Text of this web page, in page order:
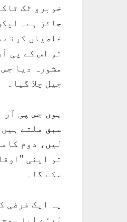
جائز ہے۔
غلطیاں
تو اس کے پی
جیل چلا گیا۔
یوں جس پی
سبق ملتے
لیں، دوم
تو اپنی
سکے گا۔
یہ ایک فرضی
لیئے اپنی